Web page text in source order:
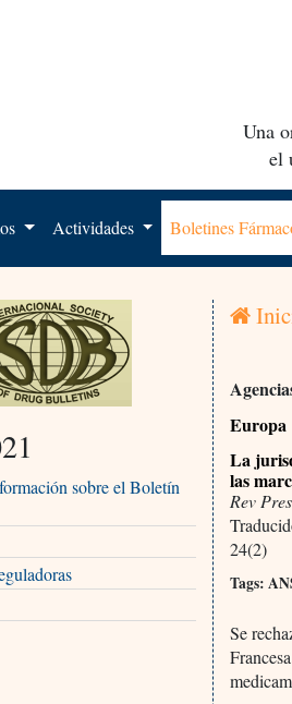
Una
el
Actividades Boletines
sobre el Boletín
Europa
La
las
Rev
24(2)
Tags:
Se